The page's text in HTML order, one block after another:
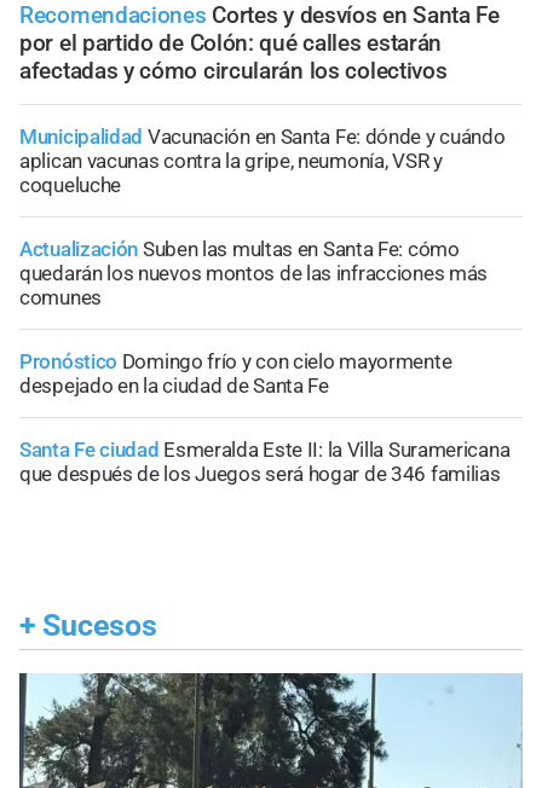
Recomendaciones Cortes y desvíos en Santa Fe
por el partido de Colón: qué calles estarán
afectadas y cómo circularán los colectivos
Municipalidad Vacunación en Santa Fe: dónde y cuándo
aplican vacunas contra la gripe, neumonía, VSR y
coqueluche
Actualización Suben las multas en Santa Fe: cómo
quedarán los nuevos montos de las infracciones más
comunes
Pronóstico Domingo frío y con cielo mayormente
despejado en la ciudad de Santa Fe
Santa Fe ciudad Esmeralda Este II: la Villa Suramericana
que después de los Juegos será hogar de 346 familias
+ Sucesos